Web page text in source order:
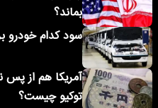
بماند؟
سود کدام خودرو
آمریکا هم از پس
توکیو چیست؟